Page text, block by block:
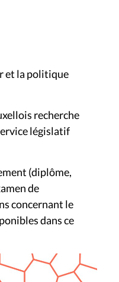
et la politique
recherche
législatif
(diplôme,
de
concernant le
dans ce